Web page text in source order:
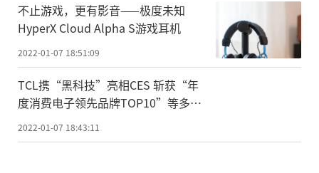
不止游戏，更有影音——极度未知
HyperX Cloud Alpha S游戏耳机
2022-01-07 18:51:09
TCL携“黑科技”亮相CES 斩获“年
度消费电子领先品牌TOP10”等多项
2022-01-07 18:43:11